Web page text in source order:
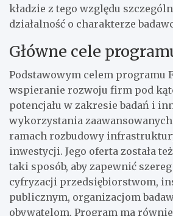
kładzie z tego względu
działalność o charakterze
Główne cele
Podstawowym celem programu
wspieranie rozwoju firm pod
potencjału w zakresie badań i
wykorzystania
ramach rozbudowy
inwestycji. Jego oferta została
taki sposób, aby zapewnić
cyfryzacji przedsiębiorstwom,
publicznym, organizacjom
obywatelom. Program ma